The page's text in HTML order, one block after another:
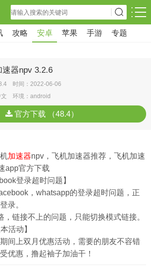
攻略 安卓 苹果 手游 专题
速器npv 3.2.6
时间：2022-06-06
文 环境：android
官方下载 （48.4）
加速器npv，飞机加速器推荐，飞机加速
app官方下载
登录超时问题】
，whatsapp的登录超时问题，正
录。
，链接不上的问题，只能切换模式链接。
活动】
间上双月优惠活动，需要的朋友不容错
优惠，撸起袖子加油干！